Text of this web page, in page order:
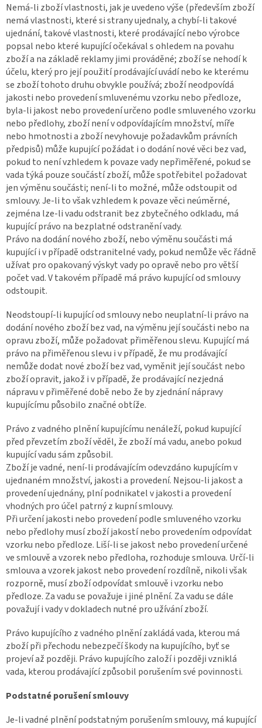
Nemá-li zboží vlastnosti, jak je uvedeno výše (především zboží
nemá vlastnosti, které si strany ujednaly, a chybí-li takové
ujednání, takové vlastnosti, které prodávající nebo výrobce
popsal nebo které kupující očekával s ohledem na povahu
zboží a na základě reklamy jimi prováděné; zboží se nehodí k
účelu, který pro její použití prodávající uvádí nebo ke kterému
se zboží tohoto druhu obvykle používá; zboží neodpovídá
jakosti nebo provedení smluvenému vzorku nebo předloze,
byla-li jakost nebo provedení určeno podle smluveného vzorku
nebo předlohy, zboží není v odpovídajícím množství, míře
nebo hmotnosti a zboží nevyhovuje požadavkům právních
předpisů) může kupující požádat i o dodání nové věci bez vad,
pokud to není vzhledem k povaze vady nepřiměřené, pokud se
vada týká pouze součástí zboží, může spotřebitel požadovat
jen výměnu součásti; není-li to možné, může odstoupit od
smlouvy. Je-li to však vzhledem k povaze věci neúměrné,
zejména lze-li vadu odstranit bez zbytečného odkladu, má
kupující právo na bezplatné odstranění vady.
Právo na dodání nového zboží, nebo výměnu součásti má
kupující i v případě odstranitelné vady, pokud nemůže věc řádně
užívat pro opakovaný výskyt vady po opravě nebo pro větší
počet vad. V takovém případě má právo kupující od smlouvy
odstoupit.
Neodstoupí-li kupující od smlouvy nebo neuplatní-li právo na
dodání nového zboží bez vad, na výměnu její součásti nebo na
opravu zboží, může požadovat přiměřenou slevu. Kupující má
právo na přiměřenou slevu i v případě, že mu prodávající
nemůže dodat nové zboží bez vad, vyměnit její součást nebo
zboží opravit, jakož i v případě, že prodávající nezjedná
nápravu v přiměřené době nebo že by zjednání nápravy
kupujícímu působilo značné obtíže.
Právo z vadného plnění kupujícímu nenáleží, pokud kupující
před převzetím zboží věděl, že zboží má vadu, anebo pokud
kupující vadu sám způsobil.
Zboží je vadné, není-li prodávajícím odevzdáno kupujícím v
ujednaném množství, jakosti a provedení. Nejsou-li jakost a
provedení ujednány, plní podnikatel v jakosti a provedení
vhodných pro účel patrný z kupní smlouvy.
Při určení jakosti nebo provedení podle smluveného vzorku
nebo předlohy musí zboží jakostí nebo provedením odpovídat
vzorku nebo předloze. Liší-li se jakost nebo provedení určené
ve smlouvě a vzorek nebo předloha, rozhoduje smlouva. Určí-li
smlouva a vzorek jakost nebo provedení rozdílně, nikoli však
rozporně, musí zboží odpovídat smlouvě i vzorku nebo
předloze. Za vadu se považuje i jiné plnění. Za vadu se dále
považují i vady v dokladech nutné pro užívání zboží.
Právo kupujícího z vadného plnění zakládá vada, kterou má
zboží při přechodu nebezpečí škody na kupujícího, byť se
projeví až později. Právo kupujícího založí i později vzniklá
vada, kterou prodávající způsobil porušením své povinnosti.
Podstatné porušení smlouvy
Je-li vadné plnění podstatným porušením smlouvy, má kupující